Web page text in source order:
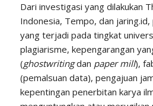
Dari investigasi yang dilakukan
Indonesia, Tempo, dan
yang terjadi pada tingkat
plagiarisme, kepengarangan
(ghostwritingdan paper mill),
(pemalsuan data), pengajuan
kepentingan penerbitan karya